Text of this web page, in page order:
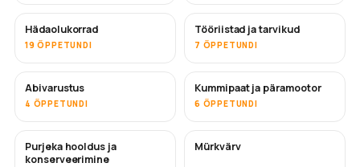
Hädaolukorrad
19 ÕPPETUNDI
Tööriistad ja tarvikud
7 ÕPPETUNDI
Abivarustus
4 ÕPPETUNDI
Kummipaat ja päramootor
6 ÕPPETUNDI
Purjeka hooldus ja
konserveerimine
TULEMAS
Mürkvärv